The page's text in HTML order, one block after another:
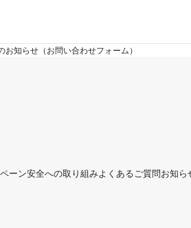
知らせ（お問い合わせフォーム）
ーン安全への取り組みよくあるご質問お知ら